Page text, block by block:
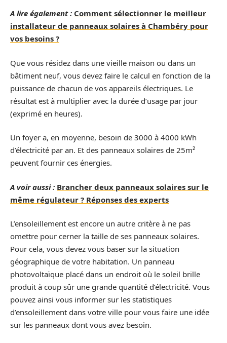
A lire également : Comment sélectionner le meilleur
installateur de panneaux solaires à Chambéry pour
vos besoins ?
Que vous résidez dans une vieille maison ou dans un
bâtiment neuf, vous devez faire le calcul en fonction de la
puissance de chacun de vos appareils électriques. Le
résultat est à multiplier avec la durée d’usage par jour
(exprimé en heures).
Un foyer a, en moyenne, besoin de 3000 à 4000 kWh
d’électricité par an. Et des panneaux solaires de 25m²
peuvent fournir ces énergies.
A voir aussi : Brancher deux panneaux solaires sur le
même régulateur ? Réponses des experts
L’ensoleillement est encore un autre critère à ne pas
omettre pour cerner la taille de ses panneaux solaires.
Pour cela, vous devez vous baser sur la situation
géographique de votre habitation. Un panneau
photovoltaïque placé dans un endroit où le soleil brille
produit à coup sûr une grande quantité d’électricité. Vous
pouvez ainsi vous informer sur les statistiques
d’ensoleillement dans votre ville pour vous faire une idée
sur les panneaux dont vous avez besoin.